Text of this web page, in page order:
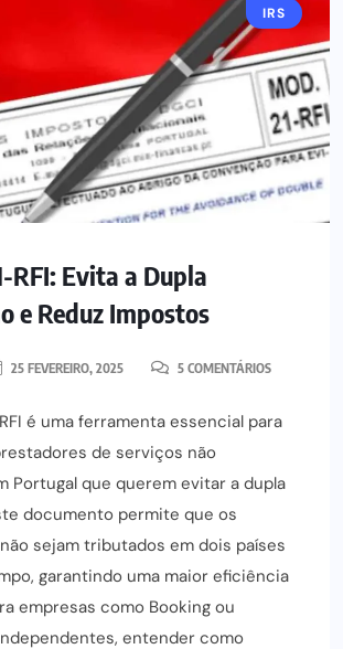
IRS
RFI: Evita a Dupla
e Reduz Impostos
25 FEVEREIRO, 2025 5 COMENTÁRIOS
é uma ferramenta essencial para
de serviços não
Portugal que querem evitar a dupla
documento permite que os
sejam tributados em dois países
garantindo uma maior eficiência
empresas como Booking ou
entender como